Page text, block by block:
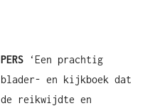
PERS ‘Een prachtig
blader- en kijkboek dat
de reikwijdte en